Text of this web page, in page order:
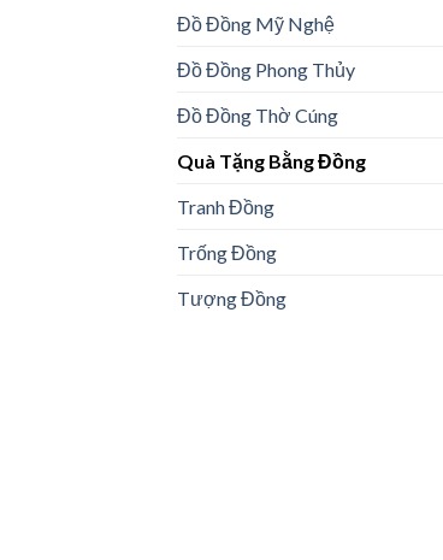
Đồ Đồng Mỹ Nghệ
Đồ Đồng Phong Thủy
Đồ Đồng Thờ Cúng
Quà Tặng Bằng Đồng
Tranh Đồng
Trống Đồng
Tượng Đồng